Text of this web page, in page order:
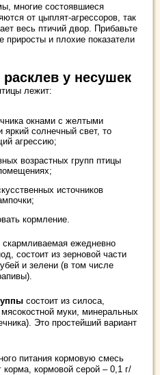
многие состоявшиеся
от цыплят-агрессоров, так
весь птичий двор. Прибавьте
приросты и плохие показатели
расклев у несушек
лежит:
окнами с желтыми
солнечный свет, то
агрессию;
возрастных групп птицы
источников
кормление.
, скармливаемая ежедневно
состоит из зерновой части
и зелени (в том числе
состоит из силоса,
муки, минеральных
Это простейший вариант
питания кормовую смесь
кормовой серой – 0,1 г/